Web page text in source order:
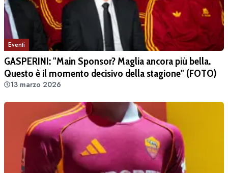
Eventi
GASPERINI: "Main Sponsor? Maglia ancora più bella.
Questo è il momento decisivo della stagione" (FOTO)
13 marzo 2026